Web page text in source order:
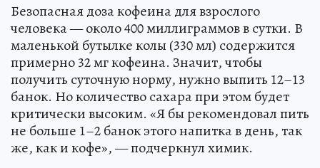
Безопасная доза кофеина для взрослого
человека — около 400 миллиграммов в сутки. В
маленькой бутылке колы (330 мл) содержится
примерно 32 мг кофеина. Значит, чтобы
получить суточную норму, нужно выпить 12–13
банок. Но количество сахара при этом будет
критически высоким. «Я бы рекомендовал пить
не больше 1–2 банок этого напитка в день, так
же, как и кофе», — подчеркнул химик.